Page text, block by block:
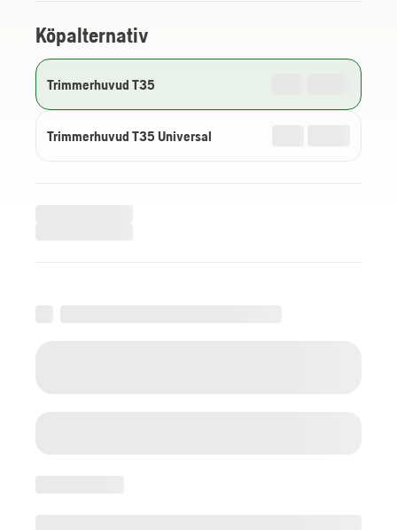
Köpalternativ
Trimmerhuvud T35
Trimmerhuvud T35 Universal